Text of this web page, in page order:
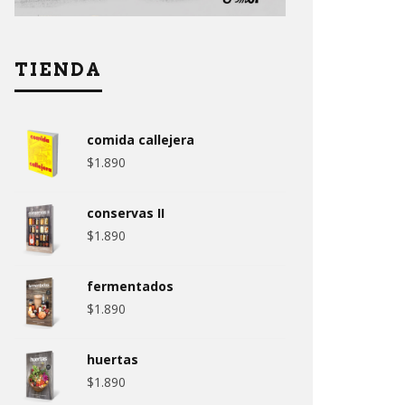
TIENDA
comida callejera
$1.890
conservas II
$1.890
fermentados
$1.890
huertas
$1.890